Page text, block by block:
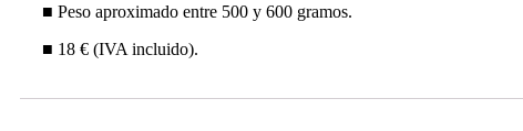
■ Peso aproximado entre 500 y 600 gramos.
■ 18 € (IVA incluido).